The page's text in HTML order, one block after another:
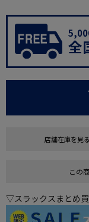
全
店舗在庫を見る
この
▽スラックスまとめ